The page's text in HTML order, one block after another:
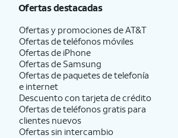
Ofertas destacadas
Ofertas y promociones deAT&T
Ofertas de teléfonos móviles
Ofertas de iPhone
Ofertas de Samsung
Ofertas de paquetes de telefonía
e internet
Descuento con tarjeta de crédito
Ofertas de teléfonos gratis para
clientes nuevos
Ofertas sin intercambio